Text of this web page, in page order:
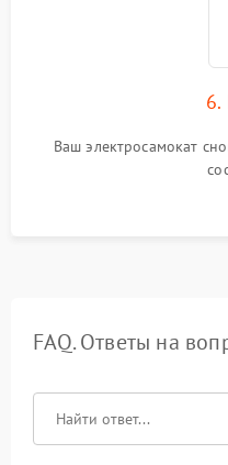
6.
Ваш электросамокат
FAQ. Ответы на